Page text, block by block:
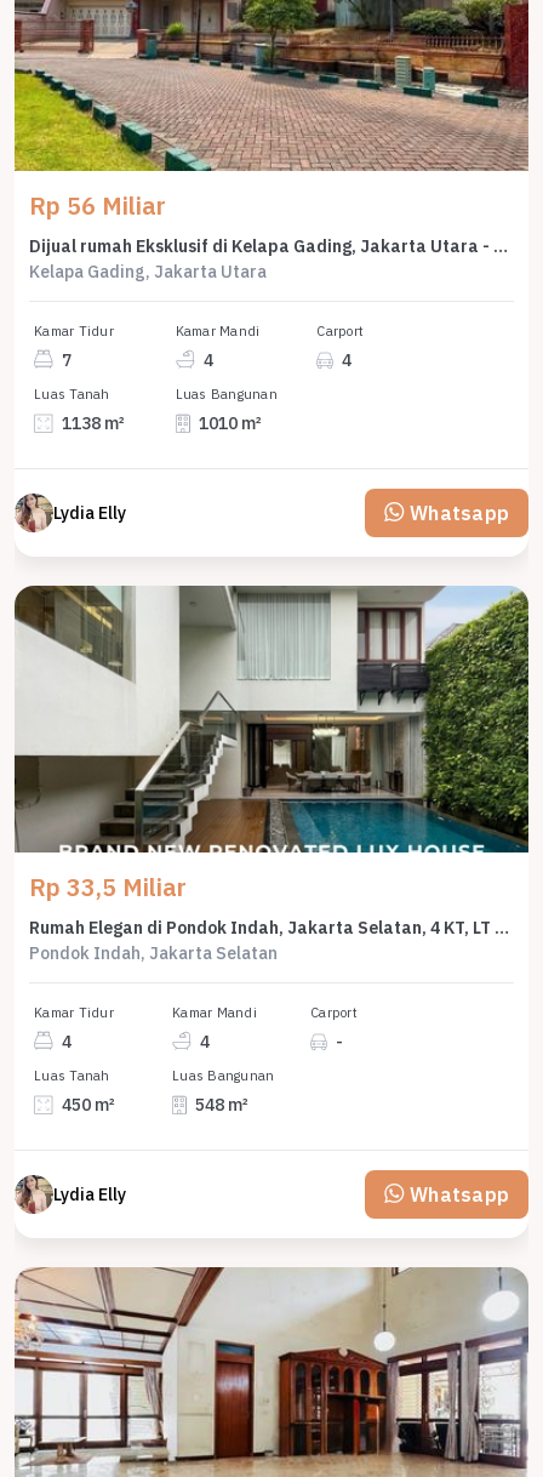
Rp 56 Miliar
Dijual rumah Eksklusif di Kelapa Gading, Jakarta Utara - LT 1138m²
Kelapa Gading, Jakarta Utara
Kamar Tidur
7
Kamar Mandi
4
Carport
4
Luas Tanah
1138 m²
Luas Bangunan
1010 m²
Lydia Elly Whatsapp
Rp 33,5 Miliar
Rumah Elegan di Pondok Indah, Jakarta Selatan, 4 KT, LT 450m²
Pondok Indah, Jakarta Selatan
Kamar Tidur
4
Kamar Mandi
4
Carport
-
Luas Tanah
450 m²
Luas Bangunan
548 m²
Lydia Elly Whatsapp